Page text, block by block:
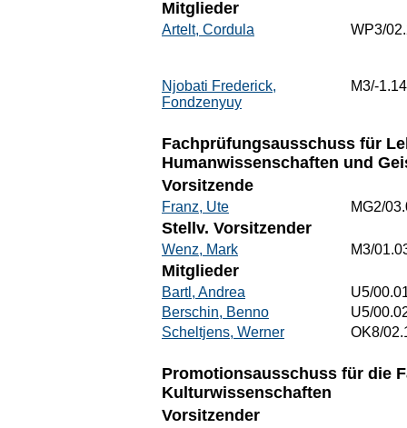
Mitglieder
Artelt, Cordula WP3/
Njobati Frederick,
Fondzenyuy
M3/-1.14
Fachprüfungsausschuss für
Humanwissenschaften und
Vorsitzende
Franz, Ute MG2/
Stellv. Vorsitzender
Wenz, Mark M3/
Mitglieder
Bartl, Andrea
U5/
Berschin, Benno
U5/
Scheltjens, Werner
OK8/
Promotionsausschuss für die
Kulturwissenschaften
Vorsitzender